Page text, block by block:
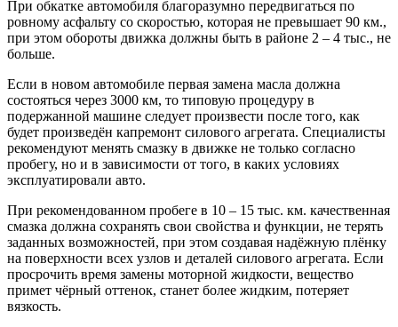
При обкатке автомобиля благоразумно передвигаться по
ровному асфальту со скоростью, которая не превышает 90 км.,
при этом обороты движка должны быть в районе 2 – 4 тыс., не
больше.
Если в новом автомобиле первая замена масла должна
состояться через 3000 км, то типовую процедуру в
подержанной машине следует произвести после того, как
будет произведён капремонт силового агрегата. Специалисты
рекомендуют менять смазку в движке не только согласно
пробегу, но и в зависимости от того, в каких условиях
эксплуатировали авто.
При рекомендованном пробеге в 10 – 15 тыс. км. качественная
смазка должна сохранять свои свойства и функции, не терять
заданных возможностей, при этом создавая надёжную плёнку
на поверхности всех узлов и деталей силового агрегата. Если
просрочить время замены моторной жидкости, вещество
примет чёрный оттенок, станет более жидким, потеряет
вязкость.